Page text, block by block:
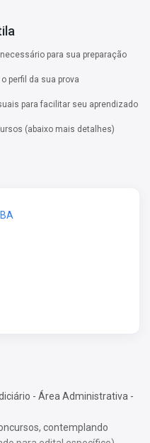
para sua preparação
perfil da sua prova
para facilitar seu aprendizado
(abaixo mais detalhes)
- Área Administrativa -
contemplando